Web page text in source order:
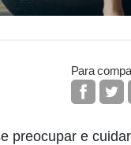
Para
preocupar e